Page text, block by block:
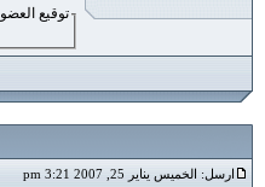
توقيع العضو
ارسل: الخميس يناير 25, 2007 3:21 pm